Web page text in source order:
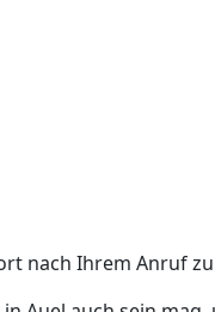
nach Ihrem Anruf